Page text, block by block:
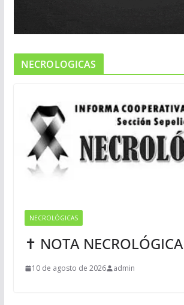
NECROLOGICAS
NECROLÓGICAS
✝ NOTA NECROLÓGICA
10 de agosto de 2026 admin